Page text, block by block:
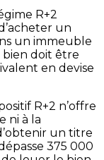
R+2
un
un immeuble
bien doit être
en devise
R+2 n’offre
ni à la
un titre
375 000